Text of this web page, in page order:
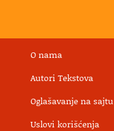
O nama
Autori Tekstova
Oglašavanje na sajtu
Uslovi korišćenja